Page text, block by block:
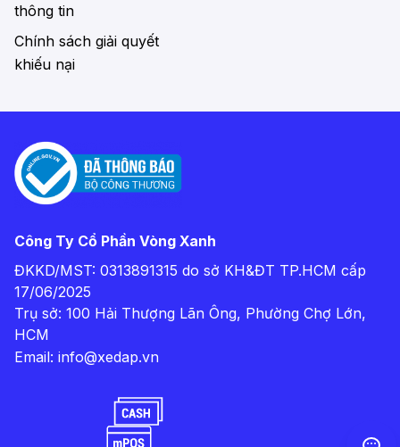
thông tin
Chính sách giải quyết
khiếu nại
Công Ty Cổ Phần Vòng Xanh
ĐKKD/MST: 0313891315 do sở KH&ĐT TP.HCM cấp
17/06/2025
Trụ sở: 100 Hải Thượng Lãn Ông, Phường Chợ Lớn,
HCM
Email: info@xedap.vn